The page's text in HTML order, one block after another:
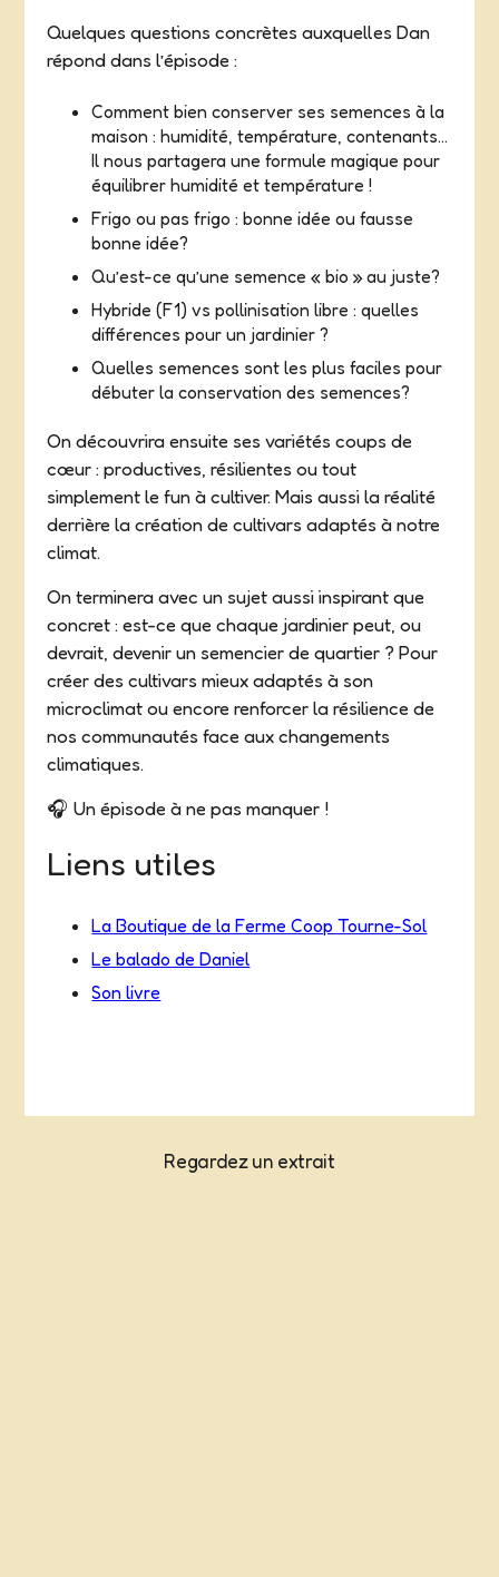
Quelques questions concrètes auxquelles Dan
répond dans l’épisode :
Comment bien conserver ses semences à la
maison : humidité, température, contenants…
Il nous partagera une formule magique pour
équilibrer humidité et température !
Frigo ou pas frigo : bonne idée ou fausse
bonne idée?
Qu’est-ce qu’une semence « bio » au juste?
Hybride (F1) vs pollinisation libre : quelles
différences pour un jardinier ?
Quelles semences sont les plus faciles pour
débuter la conservation des semences?
On découvrira ensuite ses variétés coups de
cœur : productives, résilientes ou tout
simplement le fun à cultiver. Mais aussi la réalité
derrière la création de cultivars adaptés à notre
climat.
On terminera avec un sujet aussi inspirant que
concret : est-ce que chaque jardinier peut, ou
devrait, devenir un semencier de quartier ? Pour
créer des cultivars mieux adaptés à son
microclimat ou encore renforcer la résilience de
nos communautés face aux changements
climatiques.
🎧 Un épisode à ne pas manquer !
Liens utiles
La Boutique de la Ferme Coop Tourne-Sol
Le balado de Daniel
Son livre
Regardez un extrait